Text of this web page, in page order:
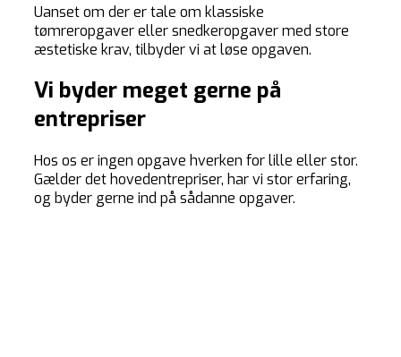
Uanset om der er tale om klassiske
tømreropgaver eller snedkeropgaver med store
æstetiske krav, tilbyder vi at løse opgaven.
Vi byder meget gerne på
entrepriser
Hos os er ingen opgave hverken for lille eller stor.
Gælder det hovedentrepriser, har vi stor erfaring,
og byder gerne ind på sådanne opgaver.